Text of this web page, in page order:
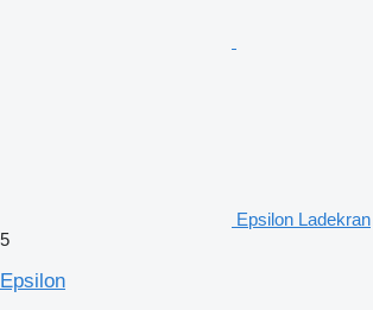
Epsilon Ladekran
5
Epsilon